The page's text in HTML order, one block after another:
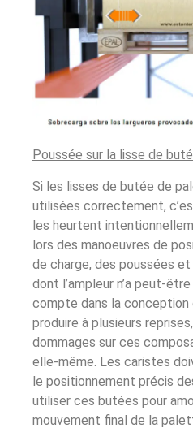
Poussée sur la lisse de
Si les lisses de butée de
utilisées correctement,
les heurtent
lors des manoeuvres de
de charge, des poussées
dont l’ampleur n’a peut-
compte dans la conception
produire à plusieurs
dommages sur ces
elle-même. Les caristes
le positionnement précis
utiliser ces butées pour
mouvement final de la